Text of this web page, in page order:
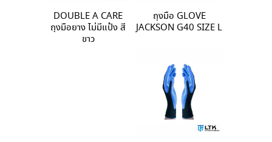
DOUBLE A CARE
ถุงมือยาง ไม่มีแป้ง สี
ขาว
ถุงมือ GLOVE
JACKSON G40 SIZE L